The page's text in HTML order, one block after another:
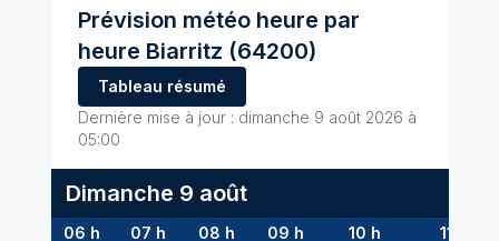
Prévision météo heure par
heure Biarritz (64200)
Tableau résumé
Dernière mise à jour : dimanche 9 août 2026 à
05:00
Dimanche 9 août
06 h 07 h 08 h 09 h 10 h 11 h